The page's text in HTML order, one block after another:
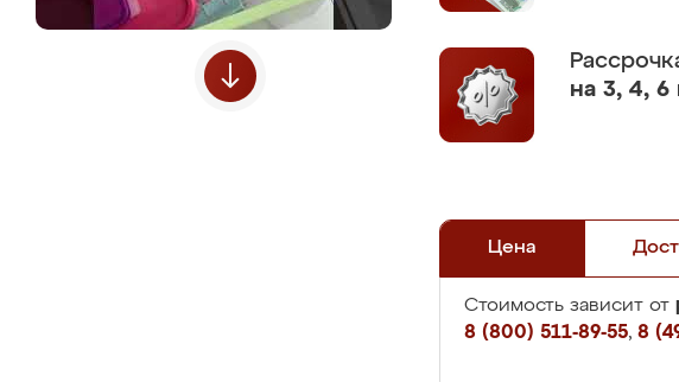
на 3, 4, 6
Цена
Стоимость зависит от
8 (800) 511-89-55, 8